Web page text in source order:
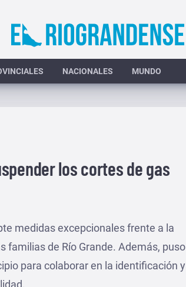
NACIONALES MUNDO
los cortes de gas
medidas excepcionales frente a la
familias de Río Grande. Además, puso
para colaborar en la identificación y